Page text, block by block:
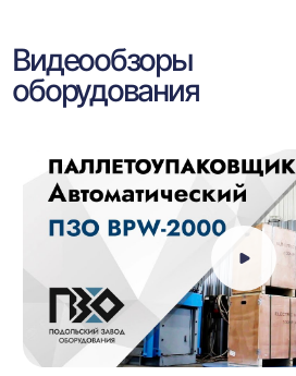
Видеообзоры
оборудования